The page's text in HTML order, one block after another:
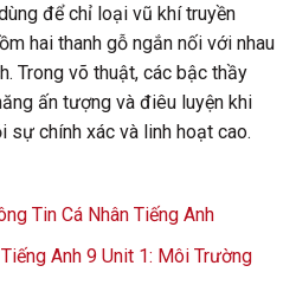
để chỉ loại vũ khí truyền
hai thanh gỗ ngắn nối với nhau
Trong võ thuật, các bậc thầy
ấn tượng và điêu luyện khi
sự chính xác và linh hoạt cao.
Tin Cá Nhân Tiếng Anh
Anh 9 Unit 1: Môi Trường